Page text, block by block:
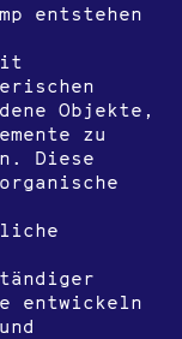
entstehen
Objekte,
zu
Diese
entwickeln